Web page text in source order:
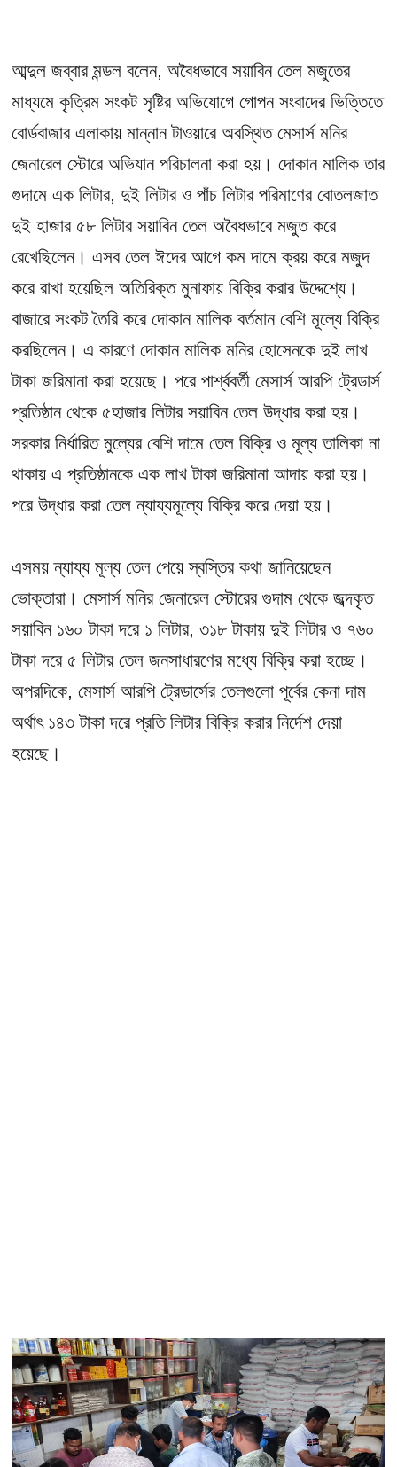
আব্দুল জব্বার মন্ডল বলেন, অবৈধভাবে সয়াবিন তেল মজুতের
মাধ্যমে কৃত্রিম সংকট সৃষ্টির অভিযোগে গোপন সংবাদের ভিত্তিতে
বোর্ডবাজার এলাকায় মান্নান টাওয়ারে অবস্থিত মেসার্স মনির
জেনারেল স্টোরে অভিযান পরিচালনা করা হয়। দোকান মালিক তার
গুদামে এক লিটার, দুই লিটার ও পাঁচ লিটার পরিমাণের বোতলজাত
দুই হাজার ৫৮ লিটার সয়াবিন তেল অবৈধভাবে মজুত করে
রেখেছিলেন। এসব তেল ঈদের আগে কম দামে ক্রয় করে মজুদ
করে রাখা হয়েছিল অতিরিক্ত মুনাফায় বিক্রি করার উদ্দেশ্যে।
বাজারে সংকট তৈরি করে দোকান মালিক বর্তমান বেশি মূল্যে বিক্রি
করছিলেন। এ কারণে দোকান মালিক মনির হোসেনকে দুই লাখ
টাকা জরিমানা করা হয়েছে। পরে পার্শ্ববর্তী মেসার্স আরপি ট্রেডার্স
প্রতিষ্ঠান থেকে ৫হাজার লিটার সয়াবিন তেল উদ্ধার করা হয়।
সরকার নির্ধারিত মুল্যের বেশি দামে তেল বিক্রি ও মূল্য তালিকা না
থাকায় এ প্রতিষ্ঠানকে এক লাখ টাকা জরিমানা আদায় করা হয়।
পরে উদ্ধার করা তেল ন্যায্যমূল্যে বিক্রি করে দেয়া হয়।
এসময় ন্যায্য মূল্য তেল পেয়ে স্বস্তির কথা জানিয়েছেন
ভোক্তারা। মেসার্স মনির জেনারেল স্টোরের গুদাম থেকে জব্দকৃত
সয়াবিন ১৬০ টাকা দরে ১ লিটার, ৩১৮ টাকায় দুই লিটার ও ৭৬০
টাকা দরে ৫ লিটার তেল জনসাধারণের মধ্যে বিক্রি করা হচ্ছে।
অপরদিকে, মেসার্স আরপি ট্রেডার্সের তেলগুলো পূর্বের কেনা দাম
অর্থাৎ ১৪৩ টাকা দরে প্রতি লিটার বিক্রি করার নির্দেশ দেয়া
হয়েছে।